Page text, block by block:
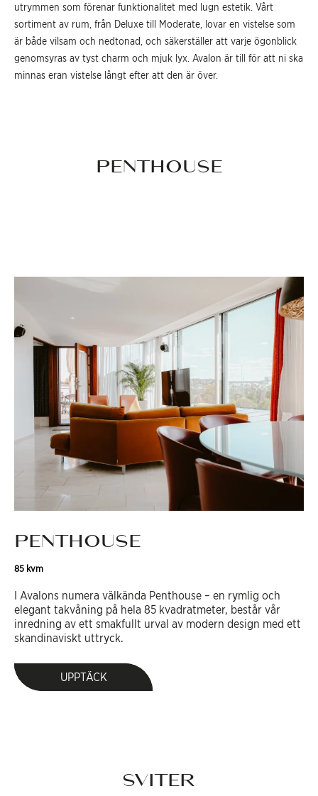
utrymmen som förenar funktionalitet med lugn estetik. Vårt
sortiment av rum, från Deluxe till Moderate, lovar en vistelse som
är både vilsam och nedtonad, och säkerställer att varje ögonblick
genomsyras av tyst charm och mjuk lyx. Avalon är till för att ni ska
minnas eran vistelse långt efter att den är över.
PENTHOUSE
PENTHOUSE
85 kvm
I Avalons numera välkända Penthouse – en rymlig och
elegant takvåning på hela 85 kvadratmeter, består vår
inredning av ett smakfullt urval av modern design med ett
skandinaviskt uttryck.
UPPTÄCK
SVITER